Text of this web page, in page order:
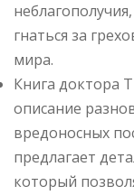
гнаться за
мира.
Книга доктора
описание
вредоносных
предлагает
который